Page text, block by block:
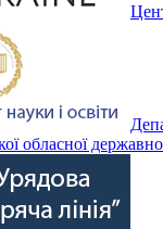
обласної